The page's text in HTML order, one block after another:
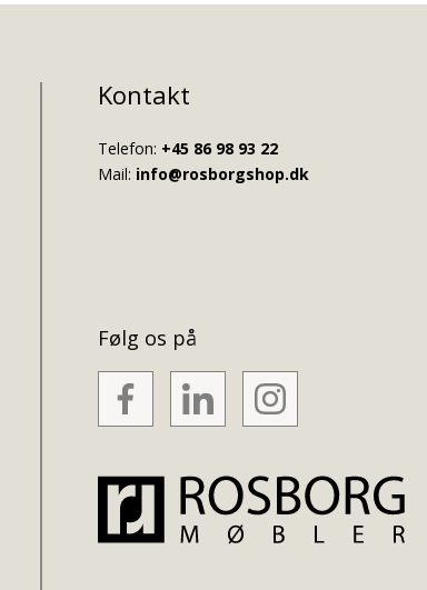
Kontakt
Telefon: +45 86 98 93 22
Mail: info@rosborgshop.dk
Følg os på